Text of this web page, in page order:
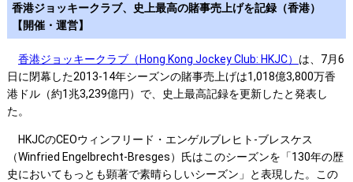
香港ジョッキークラブ、史上最高の賭事売上げを記録（香港）
【開催・運営】
香港ジョッキークラブ（Hong Kong Jockey Club: HKJC） は、7月6
日に閉幕した2013-14年シーズンの賭事売上げは1,018億3,800万香
港ドル（約1兆3,239億円）で、史上最高記録を更新したと発表し
た。
HKJCのCEOウィンフリード・エンゲルブレヒト-ブレスケス
（Winfried Engelbrecht-Bresges）氏はこのシーズンを「130年の歴
史においてもっとも顕著で素晴らしいシーズン」と表現した。この